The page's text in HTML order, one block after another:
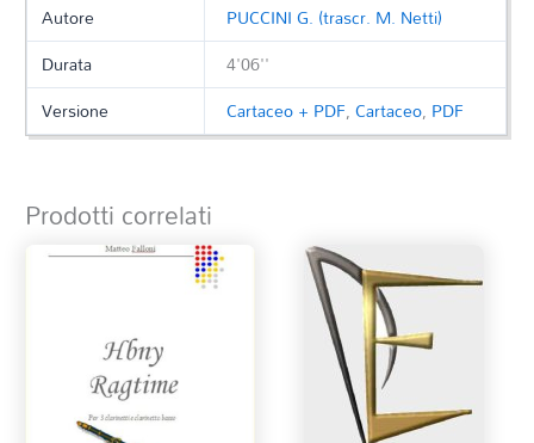
Autore
PUCCINI G. (trascr. M. Netti)
Durata
4'06''
Versione
Cartaceo + PDF,Cartaceo, PDF
Prodotti correlati